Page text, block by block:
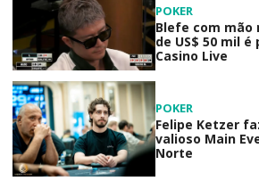
POKER
Blefe com
de US$ 50 mil
Casino Live
POKER
Felipe Ketzer
valioso Main
Norte